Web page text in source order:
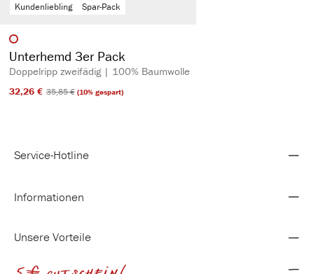
Kundenliebling Spar-Pack
Artikelfarbe
Unterhemd 3er Pack
Doppelripp zweifädig | 100% Baumwolle
32,26 €​ 35,85 €​(10% gespart)
Service-Hotline
Informationen
Unsere Vorteile